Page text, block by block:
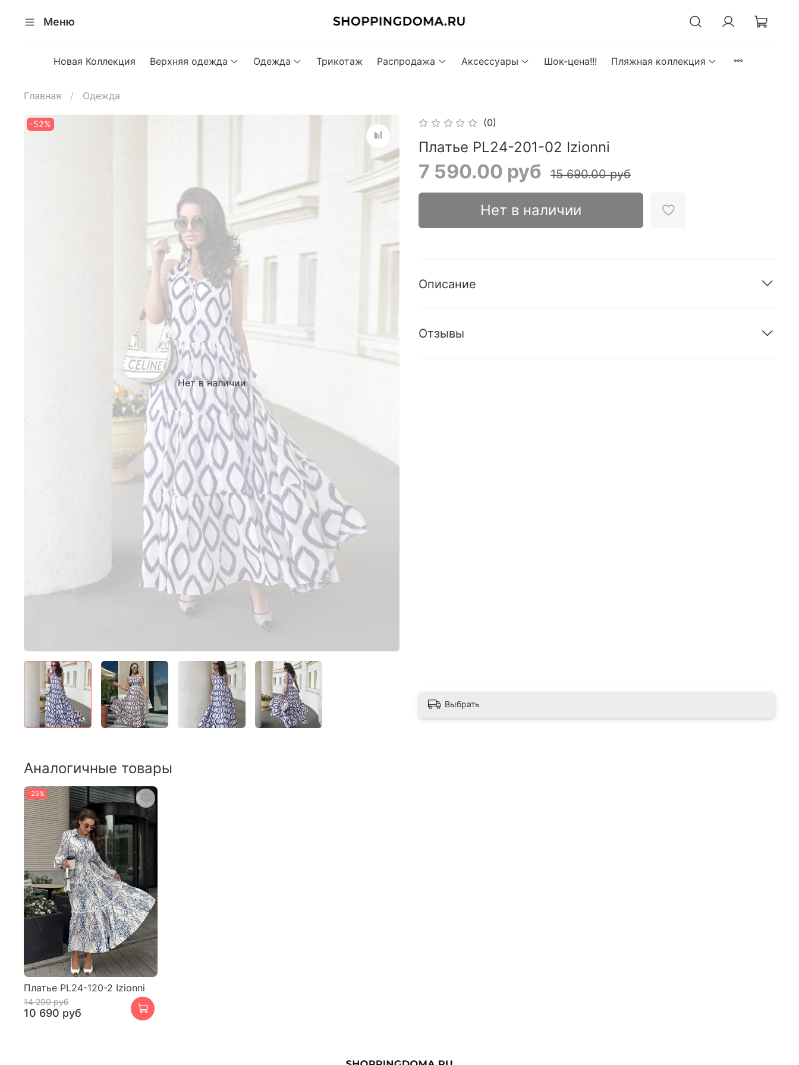
Меню
Новая Коллекция Верхняя одежда Одежда Трикотаж Распродажа Аксессуары Шок-цена!!! Пляжная коллекция
Главная Одежда
Нет в наличии
-52% (0)
Платье PL24-201-02 Izionni
7 590.00 руб 15 690.00 руб
Нет в наличии
Описание
Отзывы
Выбрать
Аналогичные товары
-25%
Платье PL24-120-2 Izionni
14 290 руб
10 690 руб